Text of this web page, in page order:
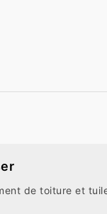
de toiture et